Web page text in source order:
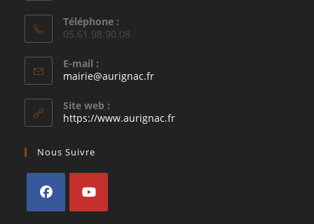
Téléphone :
05.61.98.90.08
E-mail :
mairie@aurignac.frS’ouvre
application
Site web :
https://www.aurignac.fr
Nous Suivre